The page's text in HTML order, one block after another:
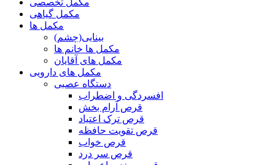
مکمل گیاهی
مکمل ها
بینایی(چشم)
مکمل ها خانم ها
مکمل های آقایان
مکمل های دارویی
دستگاه عصبی
افسردگی و اضطراب
قرص آرام بخش
قرص ترک اعتیاد
قرص تقویت حافظه
قرص خواب
قرص سر درد